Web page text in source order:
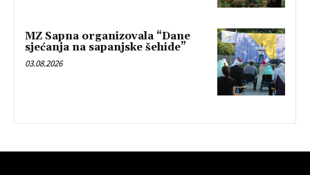
MZ Sapna organizovala “Dane
sjećanja na sapanjske šehide”
03.08.2026